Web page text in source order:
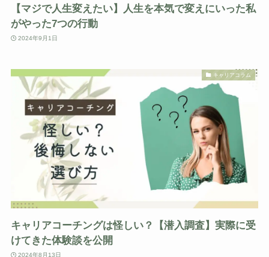
【マジで人生変えたい】人生を本気で変えにいった私
がやった7つの行動
2024年9月1日
キャリアコラム
キャリアコーチングは怪しい？【潜入調査】実際に受
けてきた体験談を公開
2024年8月13日